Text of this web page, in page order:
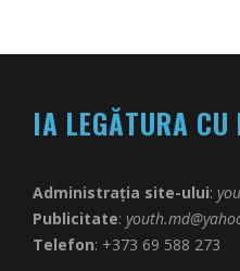
IA LEGĂTURA CU
Administrația site-ului:
Publicitate:
Telefon: +373 69 588 273